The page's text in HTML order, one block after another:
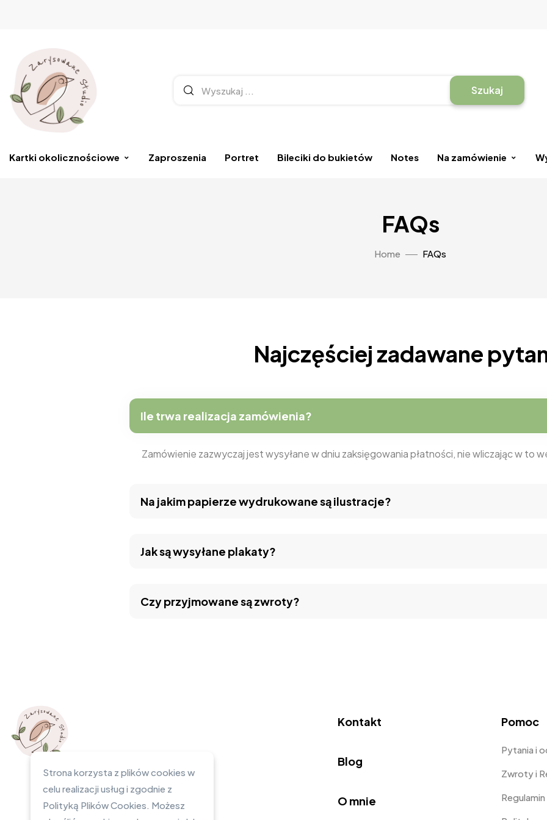
Szukaj
Kartki okolicznościowe Zaproszenia Portret Bileciki do bukietów Notes Na zamówienie
FAQs
Home FAQs
Najczęściej zadawane
Ile trwa realizacja zamówienia?
Zamówienie zazwyczaj jest wysyłane w dniu zaksięgowania płatności, nie wliczając w to
Na jakim papierze wydrukowane są ilustracje?
Jak są wysyłane plakaty?
Czy przyjmowane są zwroty?
Kontakt
Blog
O mnie
Pomoc
Pytania i
Zwroty i
Regulamin
Strona korzysta z plików cookies w
celu realizacji usług i zgodnie z
Polityką Plików Cookies. Możesz